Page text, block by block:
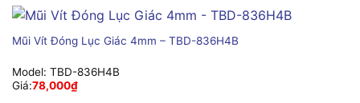
Mũi Vít Đóng Lục Giác 4mm – TBD-836H4B
Model: TBD-836H4B
Giá:78,000₫